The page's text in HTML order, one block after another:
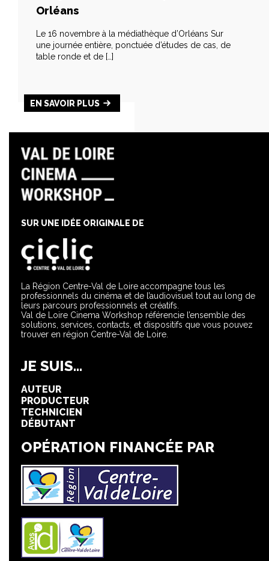
Orléans
Le 16 novembre à la médiathèque d’Orléans Sur
une journée entière, ponctuée d’études de cas, de
table ronde et de […]
EN SAVOIR PLUS
La Région Centre-Val de Loire accompagne tous les
professionnels du cinéma et de l’audiovisuel tout au long de
leurs parcours professionnels et créatifs.
Val de Loire Cinema Workshop référencie l’ensemble des
solutions, services, contacts, et dispositifs que vous pouvez
trouver en région Centre-Val de Loire.
SUR UNE IDÉE ORIGINALE DE
JE SUIS...
AUTEUR
PRODUCTEUR
TECHNICIEN
DÉBUTANT
OPÉRATION FINANCÉE PAR